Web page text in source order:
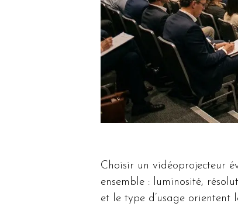
Choisir un vidéoprojecteur
ensemble : luminosité,
et le type d’usage orientent